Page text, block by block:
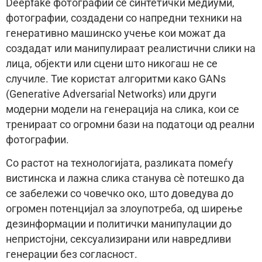
Deepfake фотографии се синтетички медиуми,
фотографии, создадени со напредни техники на
генеративно машинско учење кои можат да
создадат или манипулираат реалистични слики на
лица, објекти или сцени што никогаш не се
случиле. Тие користат алгоритми како GANs
(Generative Adversarial Networks) или други
модерни модели на генерација на слика, кои се
тренираат со огромни бази на податоци од реални
фотографии.
Со растот на технологијата, разликата помеѓу
вистинска и лажна слика станува сè потешко да
се забележи со човечко око, што доведува до
огромен потенцијал за злоупотреба, од ширење
дезинформации и политички манипулации до
непристојни, сексуализирани или навредливи
генерации без согласност.